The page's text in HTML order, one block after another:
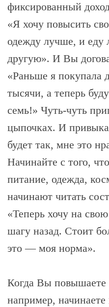
фиксированный
«Я хочу повысить
одежду лучше, и еду
другую». И Вы
«Раньше я покупала
тысячи, а теперь
семь!» Чуть-чуть
цыпочках. И
будет так, мне это
Начинайте с того,
питание, одежда,
начинают читать
«Теперь хочу на
шагу назад. Стоит
это — моя норма».
Когда Вы повышаете
например,